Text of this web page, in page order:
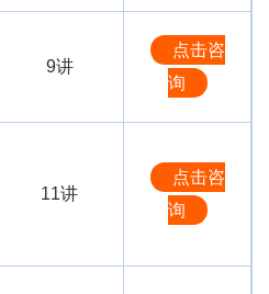
9讲
点击咨
询
11讲
点击咨
询